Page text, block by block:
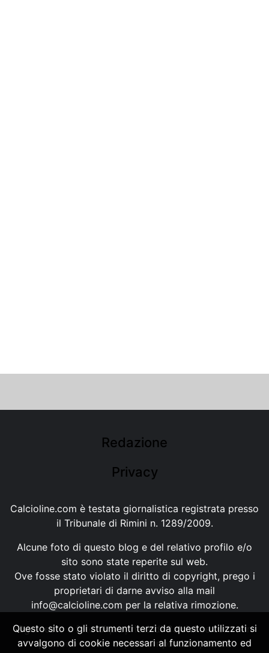
Redazione
Privacy
Calcioline.com è testata giornalistica registrata presso
il Tribunale di Rimini n. 1289/2009.
Alcune foto di questo blog e del relativo profilo e/o
sito sono state reperite sul web.
Ove fosse stato violato il diritto di copyright, prego i
proprietari di darne avviso alla mail
info@calcioline.com per la relativa rimozione.
Ogni testo e foto di proprietà di Calcioline.com non
possono essere copiati o riprodotti, senza
Questo sito o gli strumenti terzi da questo utilizzati si
avvalgono di cookie necessari al funzionamento ed